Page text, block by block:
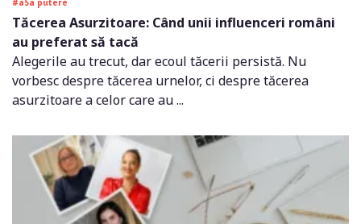
Tăcerea Asurzitoare: Când unii influenceri români
au preferat să tacă
Alegerile au trecut, dar ecoul tăcerii persistă. Nu
vorbesc despre tăcerea urnelor, ci despre tăcerea
asurzitoare a celor care au ...